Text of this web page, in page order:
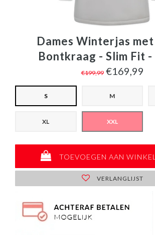
Dames Winterjas
Bontkraag - Slim Fit
€199,99 €169,99
S M
XL XXL
TOEVOEGEN AAN
VERLANGLIJST